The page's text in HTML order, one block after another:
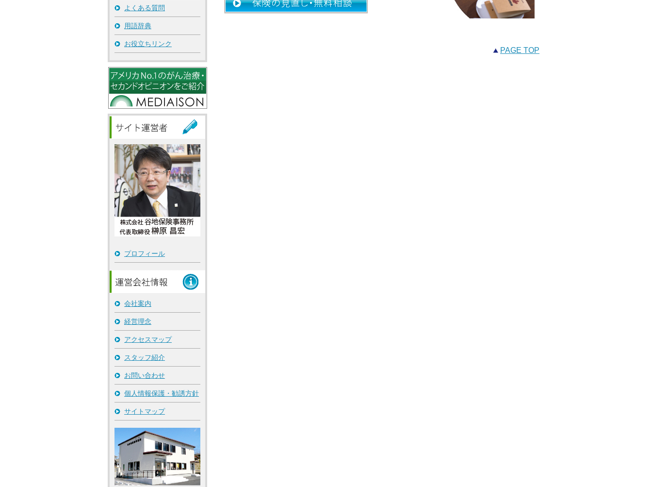
PAGE TOP
よくある質問
用語辞典
お役立ちリンク
プロフィール
会社案内
経営理念
アクセスマップ
スタッフ紹介
お問い合わせ
個人情報保護・勧誘方針
サイトマップ